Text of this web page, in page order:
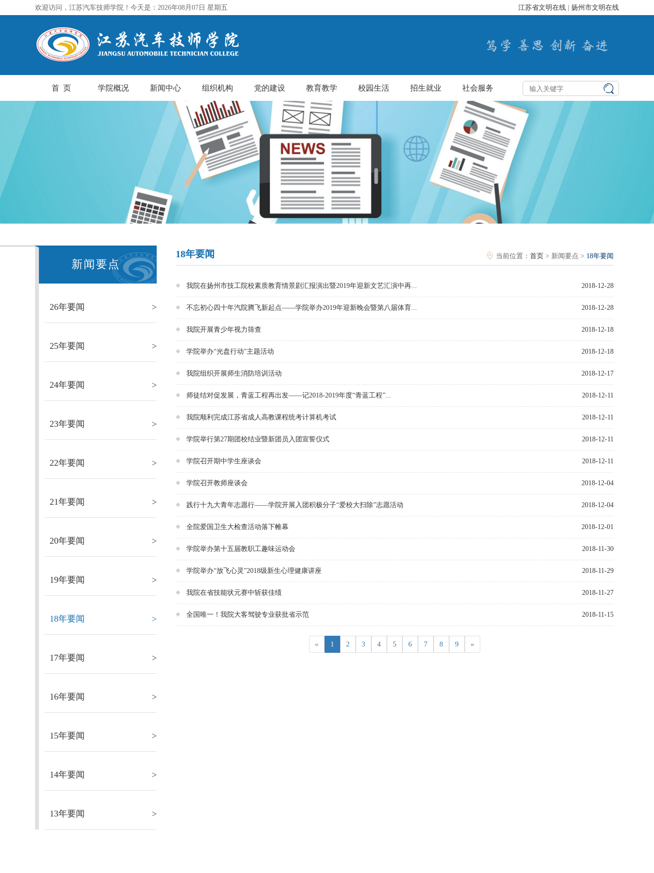
欢迎访问，江苏汽车技师学院！今天是：2026年08月07日 星期五 江苏省文明在线 扬州市文明在线
首 页 学院概况 新闻中心 组织机构 党的建设 教育教学 校园生活 招生就业 社会服务
新闻要点
26年要闻 >
25年要闻 >
24年要闻 >
23年要闻 >
22年要闻 >
21年要闻 >
20年要闻 >
19年要闻 >
18年要闻 >
17年要闻 >
16年要闻 >
15年要闻 >
14年要闻 >
13年要闻 >
18年要闻 当前位置： 首页 > 新闻要点 > 18年要闻
我院在扬州市技工院校素质教育情景剧汇报演出暨2019年迎新文艺汇演中再... 2018-12-28
不忘初心四十年汽院腾飞新起点——学院举办2019年迎新晚会暨第八届体育... 2018-12-28
我院开展青少年视力筛查 2018-12-18
学院举办“光盘行动”主题活动 2018-12-18
我院组织开展师生消防培训活动 2018-12-17
师徒结对促发展，青蓝工程再出发——记2018-2019年度“青蓝工程”... 2018-12-11
我院顺利完成江苏省成人高教课程统考计算机考试 2018-12-11
学院举行第27期团校结业暨新团员入团宣誓仪式 2018-12-11
学院召开期中学生座谈会 2018-12-11
学院召开教师座谈会 2018-12-04
践行十九大青年志愿行——学院开展入团积极分子“爱校大扫除”志愿活动 2018-12-04
全院爱国卫生大检查活动落下帷幕 2018-12-01
学院举办第十五届教职工趣味运动会 2018-11-30
学院举办“放飞心灵”2018级新生心理健康讲座 2018-11-29
我院在省技能状元赛中斩获佳绩 2018-11-27
全国唯一！我院大客驾驶专业获批省示范 2018-11-15
« 1 2 3 4 5 6 7 8 9 »